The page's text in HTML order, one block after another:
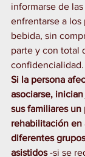
informarse de
enfrentarse a los
bebida, sin
parte y con total
confidencialidad.
Si la persona
asociarse,
sus familiares un
rehabilitación en
diferentes
asistidos -si se